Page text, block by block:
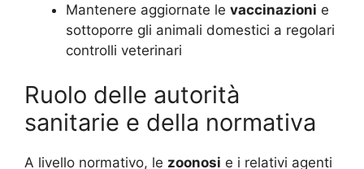
Mantenere aggiornate le vaccinazioni e
sottoporre gli animali domestici a regolari
controlli veterinari
Ruolo delle autorità
sanitarie e della normativa
A livello normativo, le zoonosi e i relativi agenti